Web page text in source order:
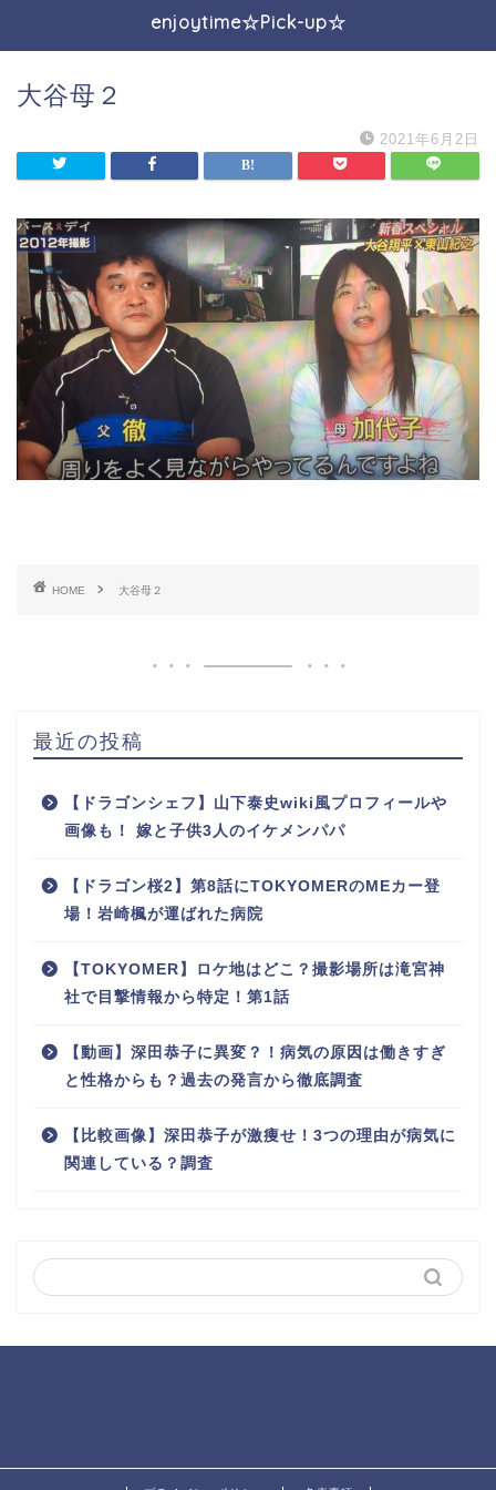
enjoytime☆Pick-up☆
大谷母２
2021年6月2日
HOME 大谷母２
最近の投稿
【ドラゴンシェフ】山下泰史wiki風プロフィールや
画像も！ 嫁と子供3人のイケメンパパ
【ドラゴン桜2】第8話にTOKYOMERのMEカー登
場！岩崎楓が運ばれた病院
【TOKYOMER】ロケ地はどこ？撮影場所は滝宮神
社で目撃情報から特定！第1話
【動画】深田恭子に異変？！病気の原因は働きすぎ
と性格からも？過去の発言から徹底調査
【比較画像】深田恭子が激痩せ！3つの理由が病気に
関連している？調査